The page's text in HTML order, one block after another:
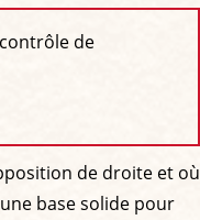
de
de droite et où
base solide pour